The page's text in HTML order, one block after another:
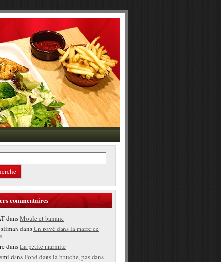
commentaires
dansMoule et banane
dansUn pavé dans la marre de
dansLa petite marmite
dansFond dans la bouche, pas dans